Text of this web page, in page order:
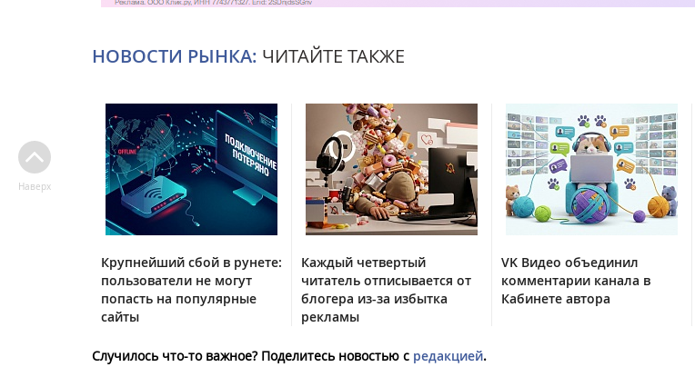
НОВОСТИ РЫНКА: ЧИТАЙТЕ ТАКЖЕ
Крупнейший сбой в рунете:
пользователи не могут
попасть на популярные
сайты
Каждый четвертый
читатель отписывается от
блогера из-за избытка
рекламы
VK Видео объединил
комментарии канала в
Кабинете автора
Случилось что-то важное? Поделитесь новостью с редакцией.
Наверх